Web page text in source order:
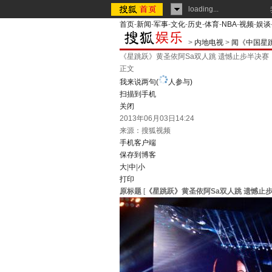
loading...
首页-新闻-军事-文化-历史-体育-NBA-视频-娱谈
> 内地电视 > 闻《中国星
《星跳跃》黄圣依阿Sa双人跳 遗憾止步半决赛
正文
我来说两句(
人参与)
扫描到手机
关闭
2013年06月03日14:24
来源： 搜狐视频
手机客户端
保存到博客
大 中 小
打印
原标题 [《星跳跃》黄圣依阿Sa双人跳 遗憾止